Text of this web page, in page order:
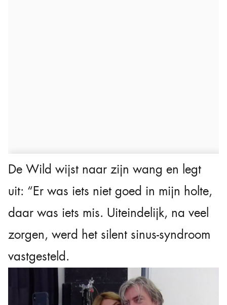
De Wild wijst naar zijn wang en legt
uit: “Er was iets niet goed in mijn holte,
daar was iets mis. Uiteindelijk, na veel
zorgen, werd het silent sinus-syndroom
vastgesteld.